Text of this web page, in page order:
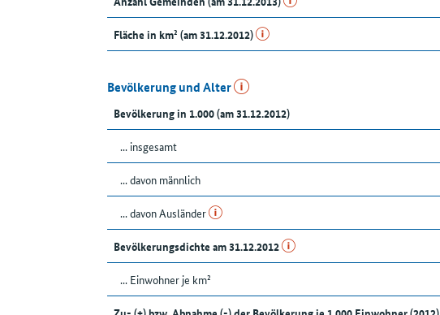
Fläche in km² (am 31.12.2012)
Bevölkerung und Alter
Bevölkerung in 1.000 (am 31.12.2012)
... insgesamt
... davon männlich
... davon Ausländer
Bevölkerungsdichte am 31.12.2012
... Einwohner je km²